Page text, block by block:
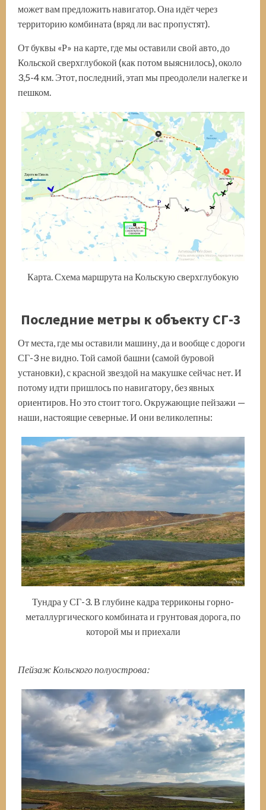
может вам предложить навигатор. Она идёт через
территорию комбината (вряд ли вас пропустят).
От буквы «Р» на карте, где мы оставили свой авто, до
Кольской сверхглубокой (как потом выяснилось), около
3,5-4 км. Этот, последний, этап мы преодолели налегке и
пешком.
Карта. Схема маршрута на Кольскую сверхглубокую
Последние метры к объекту СГ-3
От места, где мы оставили машину, да и вообще с дороги
СГ-3 не видно. Той самой башни (самой буровой
установки), с красной звездой на макушке сейчас нет. И
потому идти пришлось по навигатору, без явных
ориентиров. Но это стоит того. Окружающие пейзажи —
наши, настоящие северные. И они великолепны:
Тундра у СГ-3. В глубине кадра терриконы горно-
металлургического комбината и грунтовая дорога, по
которой мы и приехали
Пейзаж Кольского полуострова: